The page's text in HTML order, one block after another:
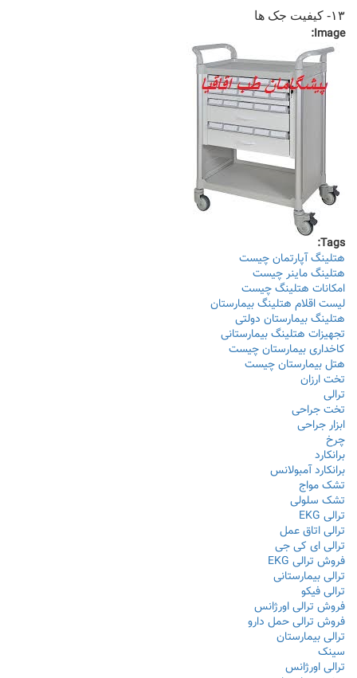
۱۳- کیفیت جک ها
Image:
Tags:
هتلینگ آپارتمان چیست
هتلینگ ماینر چیست
امکانات هتلینگ چیست
لیست اقلام هتلینگ بیمارستان
هتلینگ بیمارستان دولتی
تجهیزات هتلینگ بیمارستانی
کاخداری بیمارستان چیست
هتل بیمارستان چیست
تخت ارزان
ترالی
تخت جراحی
ابزار جراحی
چرخ
برانکارد
برانکارد آمبولانس
تشک مواج
تشک سلولی
ترالی EKG
ترالی اتاق عمل
ترالی ای کی جی
فروش ترالی EKG
ترالی بیمارستانی
ترالی فیکو
فروش ترالی اورژانس
فروش ترالی حمل دارو
ترالی بیمارستان
سینک
ترالی اورژانس